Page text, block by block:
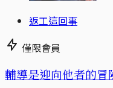
返工這回事
僅限會員
輔導是迎向他者的